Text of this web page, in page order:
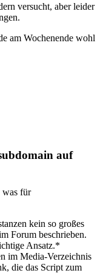
versucht, aber leider
am Wochenende wohl
auf
was für
kein so großes
Forum beschrieben.
Ansatz.*
im Media-Verzeichnis
die das Script zum